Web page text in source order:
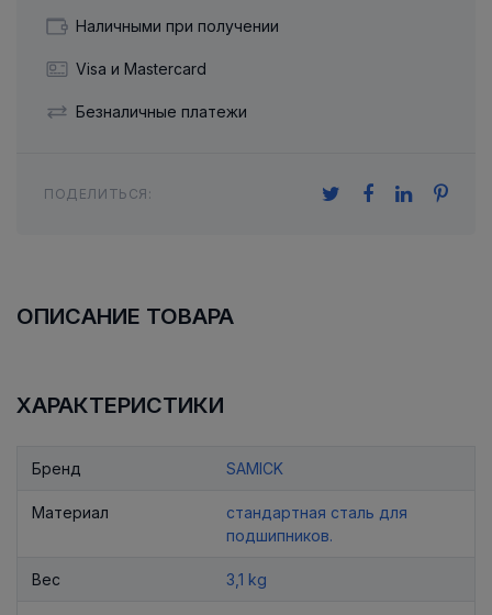
Наличными при получении
Visa и Mastercard
Безналичные платежи
ПОДЕЛИТЬСЯ:
ОПИСАНИЕ ТОВАРА
ХАРАКТЕРИСТИКИ
Бренд SAMICK
Материал
стандартная сталь для
подшипников.
Вес 3,1 kg